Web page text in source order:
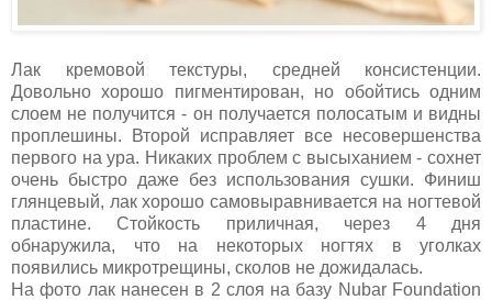
Лак кремовой текстуры, средней консистенции.
Довольно хорошо пигментирован, но обойтись одним
слоем не получится - он получается полосатым и видны
проплешины. Второй исправляет все несовершенства
первого на ура. Никаких проблем с высыханием - сохнет
очень быстро даже без использования сушки. Финиш
глянцевый, лак хорошо самовыравнивается на ногтевой
пластине. Стойкость приличная, через 4 дня
обнаружила, что на некоторых ногтях в уголках
появились микротрещины, сколов не дожидалась.
На фото лак нанесен в 2 слоя на базу Nubar Foundation